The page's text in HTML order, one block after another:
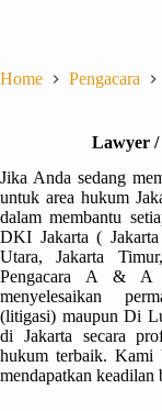
Home Pengacara
Lawyer /
Jika Anda sedang
untuk area hukum
dalam membantu
DKI Jakarta ( Jakarta
Utara, Jakarta
Pengacara A & A
menyelesaikan
(litigasi) maupun Di
di Jakarta secara
hukum terbaik. Kami
mendapatkan keadilan